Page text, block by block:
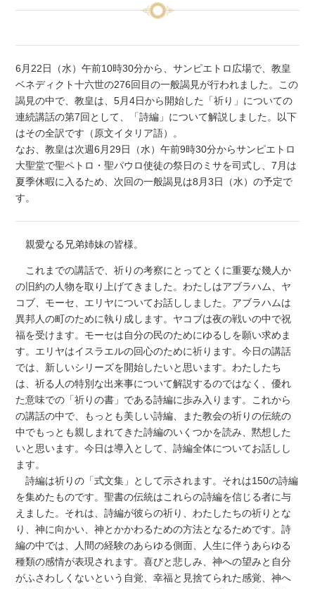
6月22日（水）午前10時30分から、サンピエトロ広場で、教皇
ベネディクト十六世の276回目の一般謁見が行われました。この
謁見の中で、教皇は、5月4日から開始した「祈り」についての
連続講話の第7回として、「詩編」について解説しました。以下
はその全訳です（原文イタリア語）。
なお、教皇は次週6月29日（水）午前9時30分からサンピエトロ
大聖堂で聖ペトロ・聖パウロ使徒の祭日のミサを司式し、7月は
夏季休暇に入るため、次回の一般謁見は8月3日（水）の予定で
す。
親愛なる兄弟姉妹の皆様。
これまでの講話で、祈りの考察にとってとくに重要な幾人か
の旧約の人物を取り上げてきました。わたしはアブラハム、ヤ
コブ、モーセ、エリヤについてお話ししました。アブラハムは
異邦人の町のために執り成します。ヤコブは夜の戦いの中で祝
福を受けます。モーセは自分の民のためにゆるしを願い求めま
す。エリヤはイスラエルの回心のために祈ります。今日の講話
では、新しいシリーズを開始したいと思います。わたしたち
は、祈る人の特別な出来事について解説するのではなく、優れ
た意味での「祈りの書」である詩編に歩み入ります。これから
の講話の中で、もっとも美しい詩編、また教会の祈りの伝統の
中でもっとも親しまれてきた詩編のいくつかを読み、黙想した
いと思います。今日は導入として、詩編全体についてお話しし
ます。
詩編は祈りの「式文集」として示されます。それは150の詩編
を集めたものです。聖書の伝統はこれらの詩編を信じる者に与
えました。それは、詩編が彼らの祈り、わたしたちの祈りとな
り、神に向かい、神とかかわるための方法となるためです。詩
編の中では、人間の経験のあらゆる側面、人生に伴うあらゆる
種類の感情が表現されます。喜びと悲しみ、神への望みと自分
がふさわしくないという自覚、幸福と見捨てられた感覚、神へ